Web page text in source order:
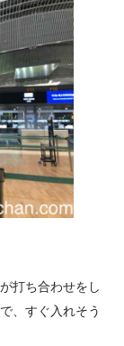
打ち合わせをし
、すぐ入れそう